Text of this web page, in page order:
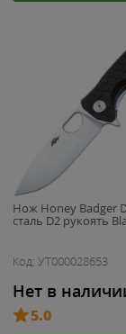
Нож Honey Badger
сталь D2 рукоять
Код: УТ000028653
Нет в
5.0